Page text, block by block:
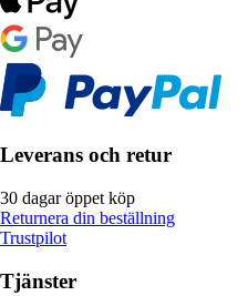
Leverans och retur
30 dagar öppet köp
Returnera din beställning
Trustpilot
Tjänster